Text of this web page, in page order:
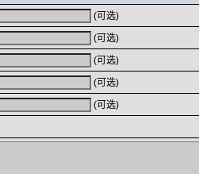
(可选)
(可选)
(可选)
(可选)
(可选)